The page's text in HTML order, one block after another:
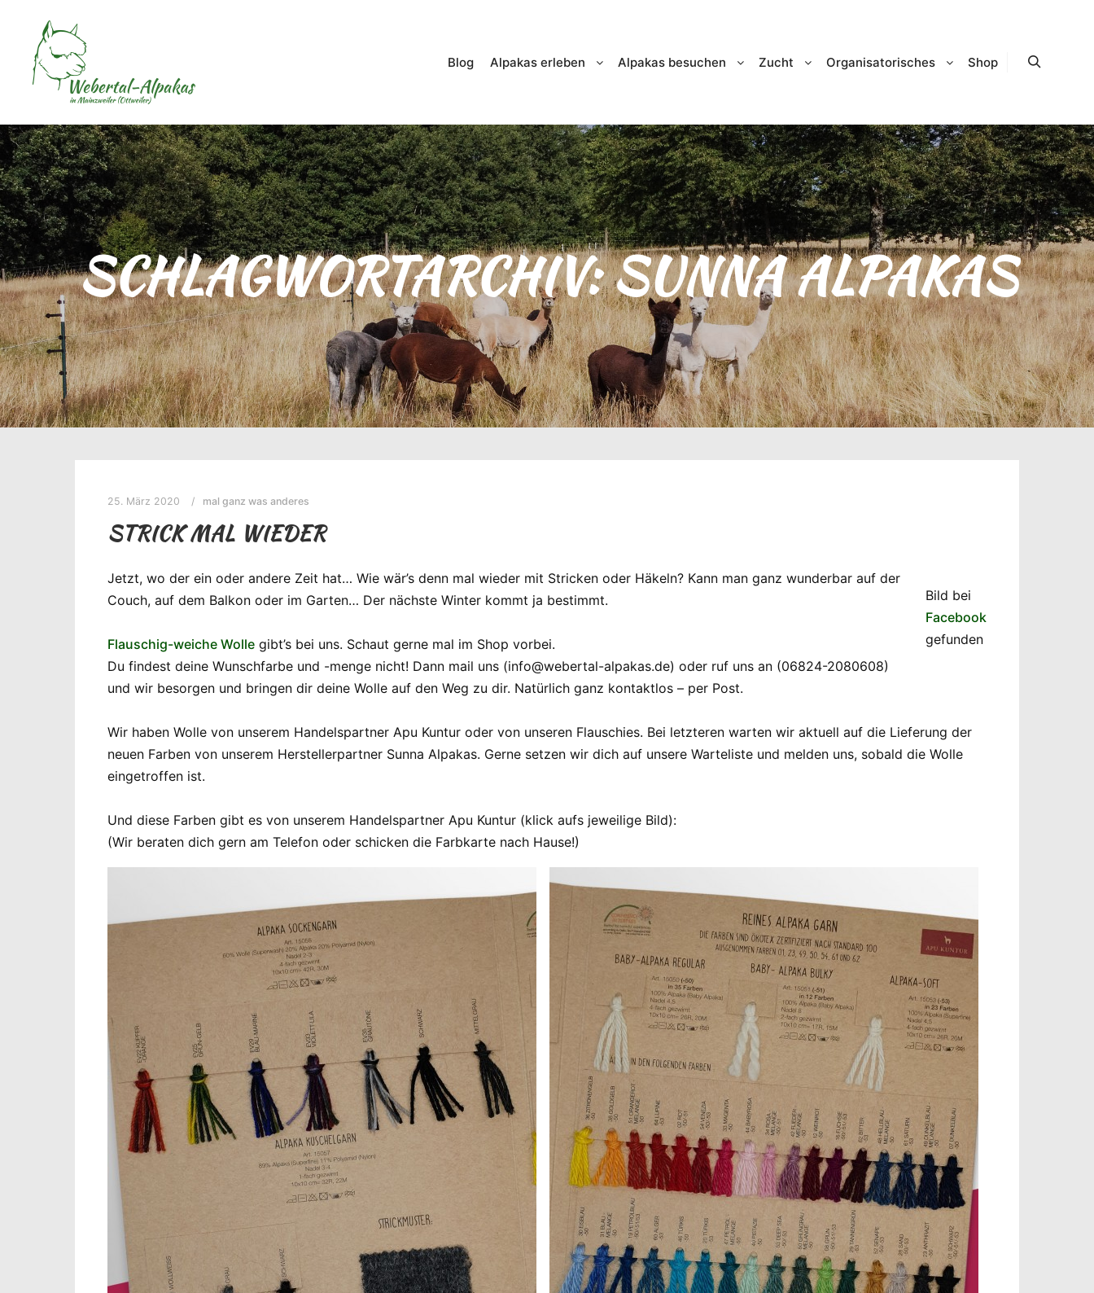
Blog Alpakas erleben Alpakas besuchen Zucht Organisatorisches Shop
SCHLAGWORTARCHIV:SUNNA ALPAKAS
25. März 2020 mal ganz was anderes
STRICK MAL WIEDER
Bild bei
Facebook
gefunden
Jetzt, wo der ein oder andere Zeit hat… Wie wär’s denn mal wieder mit Stricken oder Häkeln? Kann man ganz wunderbar auf der
Couch, auf dem Balkon oder im Garten… Der nächste Winter kommt ja bestimmt.
Flauschig-weiche Wolle gibt’s bei uns. Schaut gerne mal im Shop vorbei.
Du findest deine Wunschfarbe und -menge nicht! Dann mail uns (info@webertal-alpakas.de) oder ruf uns an (06824-2080608)
und wir besorgen und bringen dir deine Wolle auf den Weg zu dir. Natürlich ganz kontaktlos – per Post.
Wir haben Wolle von unserem Handelspartner Apu Kuntur oder von unseren Flauschies. Bei letzteren warten wir aktuell auf die Lieferung der
neuen Farben von unserem Herstellerpartner Sunna Alpakas. Gerne setzen wir dich auf unsere Warteliste und melden uns, sobald die Wolle
eingetroffen ist.
Und diese Farben gibt es von unserem Handelspartner Apu Kuntur (klick aufs jeweilige Bild):
(Wir beraten dich gern am Telefon oder schicken die Farbkarte nach Hause!)